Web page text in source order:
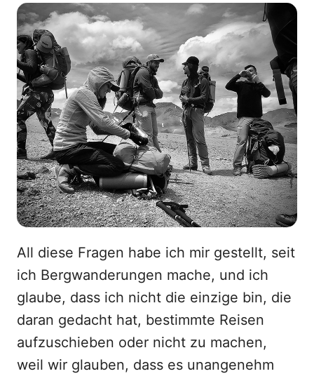
e
b
o
k
r
e
I
n
All diese Fragen habe ich mir gestellt, seit
ich Bergwanderungen mache, und ich
glaube, dass ich nicht die einzige bin, die
daran gedacht hat, bestimmte Reisen
aufzuschieben oder nicht zu machen,
weil wir glauben, dass es unangenehm